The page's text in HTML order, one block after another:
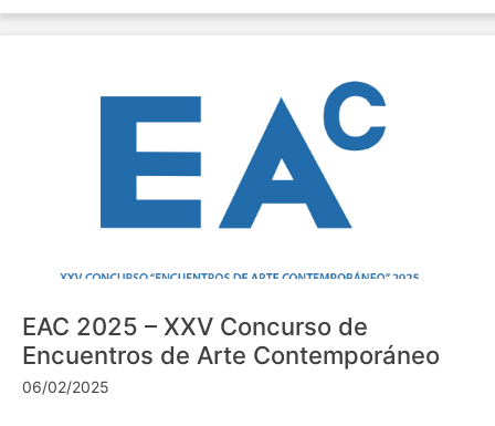
EAC 2025 – XXV Concurso de
Encuentros de Arte Contemporáneo
06/02/2025